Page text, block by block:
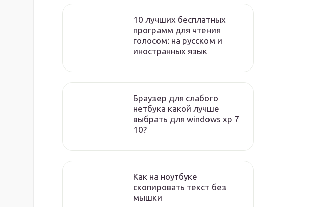
10 лучших бесплатных
программ для чтения
голосом: на русском и
иностранных язык
Браузер для слабого
нетбука какой лучше
выбрать для windows xp 7
10?
Как на ноутбуке
скопировать текст без
мышки